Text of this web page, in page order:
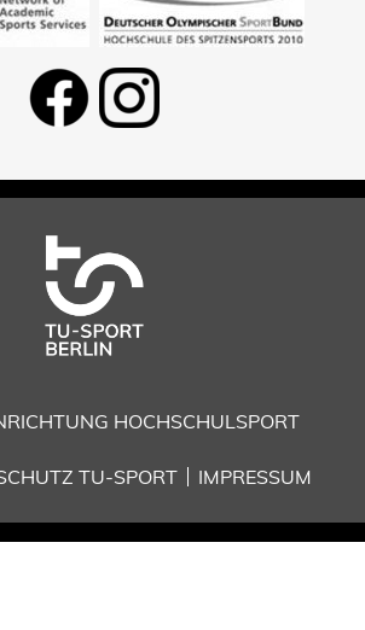
HOCHSCHULSPORT
TU-SPORT IMPRESSUM